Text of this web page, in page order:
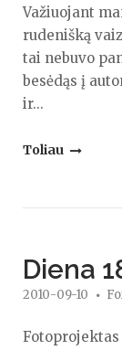
Važiuojant
rudenišką
tai nebuvo
besėdąs į
ir...
"Diena
orkestras"
Toliau
Diena
2010-09-10
Fotoprojektas